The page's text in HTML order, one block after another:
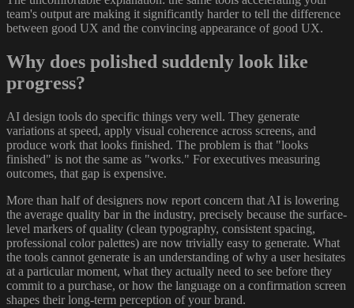
team's output are making it significantly harder to tell the difference
between good UX and the convincing appearance of good UX.
Why does polished suddenly look like
progress?
AI design tools do specific things very well. They generate
variations at speed, apply visual coherence across screens, and
produce work that looks finished. The problem is that "looks
finished" is not the same as "works." For executives measuring
outcomes, that gap is expensive.
More than half of designers now report concern that AI is lowering
the average quality bar in the industry, precisely because the surface-
level markers of quality (clean typography, consistent spacing,
professional color palettes) are now trivially easy to generate. What
the tools cannot generate is an understanding of why a user hesitates
at a particular moment, what they actually need to see before they
commit to a purchase, or how the language on a confirmation screen
shapes their long-term perception of your brand.